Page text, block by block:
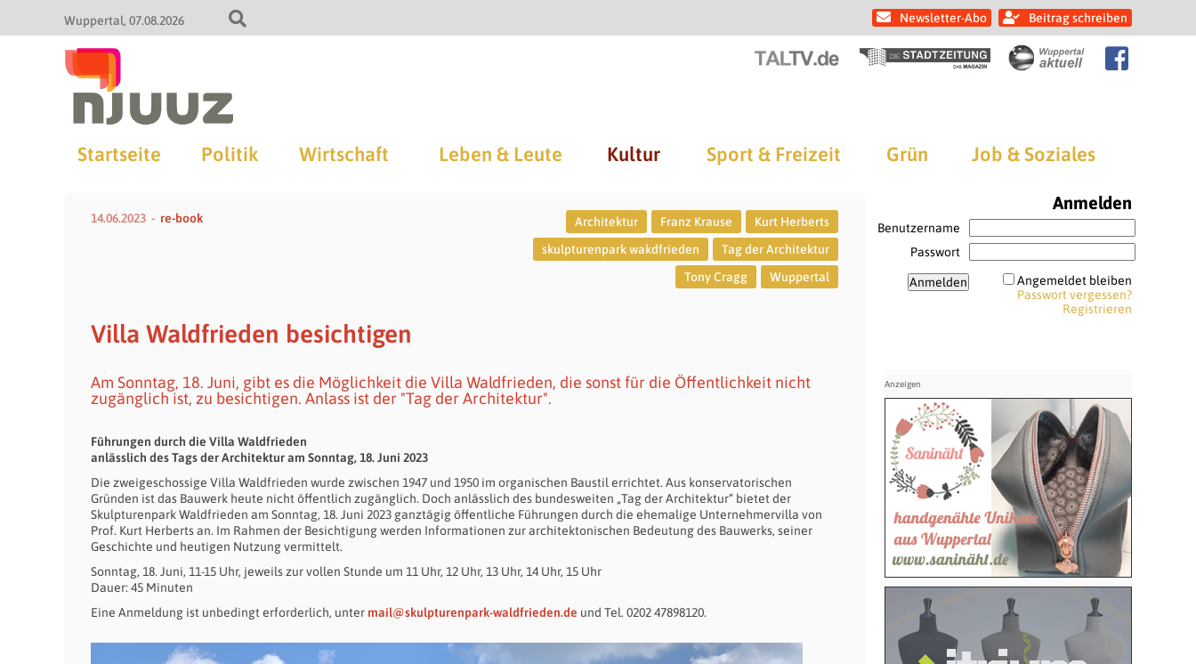
Wuppertal 07.08.2026 Newsletter-Abo Beitrag schreiben
Startseite Politik Wirtschaft Leben & Leute Kultur Sport & Freizeit Grün Job & Soziales
14.06.2023 re-book Architektur Franz Krause
Kurt Herberts
skulpturenpark wakdfrieden
Tag der Architektur
Tony Cragg
Wuppertal
Villa Waldfrieden besichtigen
Am Sonntag, 18. Juni, gibt es die Möglichkeit die Villa Waldfrieden, die sonst für die Öffentlichkeit nicht
zugänglich ist, zu besichtigen. Anlass ist der "Tag der Architektur".
Führungen durch die Villa Waldfrieden
anlässlich des Tags der Architektur am Sonntag, 18. Juni 2023
Die zweigeschossige Villa Waldfrieden wurde zwischen 1947 und 1950 im organischen Baustil errichtet. Aus konservatorischen
Gründen ist das Bauwerk heute nicht öffentlich zugänglich. Doch anlässlich des bundesweiten „Tag der Architektur“ bietet der
Skulpturenpark Waldfrieden am Sonntag, 18. Juni 2023 ganztägig öffentliche Führungen durch die ehemalige Unternehmervilla von
Prof. Kurt Herberts an. Im Rahmen der Besichtigung werden Informationen zur architektonischen Bedeutung des Bauwerks, seiner
Geschichte und heutigen Nutzung vermittelt.
Sonntag, 18. Juni, 11-15 Uhr, jeweils zur vollen Stunde um 11 Uhr, 12 Uhr, 13 Uhr, 14 Uhr, 15 Uhr
Dauer: 45 Minuten
Eine Anmeldung ist unbedingt erforderlich, untermail@skulpturenpark-waldfrieden.de und Tel. 0202 47898120.
Anmelden
Benutzername
Passwort
Angemeldet bleiben
Passwort vergessen?
Registrieren